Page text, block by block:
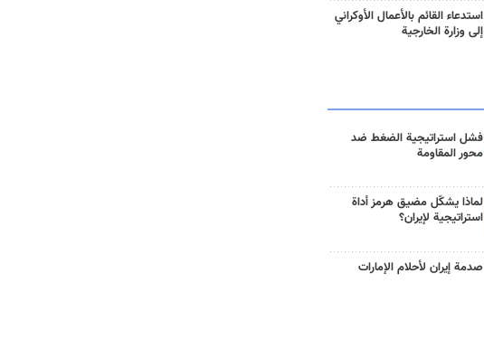
استدعاء القائم بالأعمال الأوكراني
إلى وزارة الخارجية
فشل استراتيجية الضغط ضد
محور المقاومة
لماذا يشكّل مضيق هرمز أداة
استراتيجية لإيران؟
صدمة إيران لأحلام الإمارات